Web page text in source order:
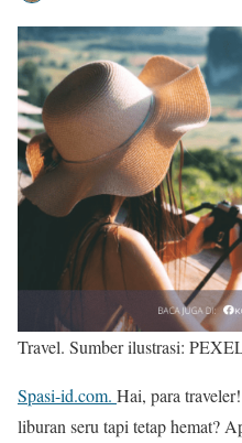
Travel. Sumber ilustrasi:
Spasi-id.com. Hai, para
liburan seru tapi tetap hemat?